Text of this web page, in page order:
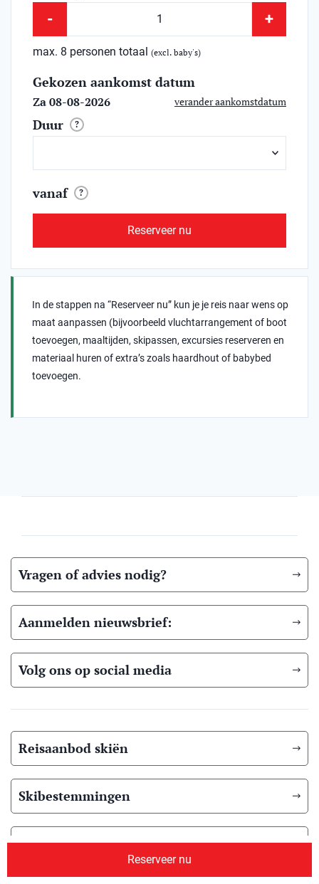
- +
max. 8 personen totaal (excl. baby's)
Gekozen aankomst datum
Za 08-08-2026 verander aankomstdatum
Duur ?
vanaf ?
Reserveer nu
In de stappen na “Reserveer nu” kun je je reis naar wens op
maat aanpassen (bijvoorbeeld vluchtarrangement of boot
toevoegen, maaltijden, skipassen, excursies reserveren en
materiaal huren of extra’s zoals haardhout of babybed
toevoegen.
Reserveer nu
Vragen of advies nodig?
Aanmelden nieuwsbrief:
Volg ons op social media
Reisaanbod skiën
Skibestemmingen
Reisaanbod Langlaufen